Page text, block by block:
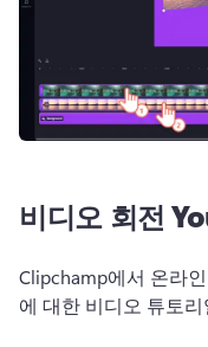
비디오 회전
Clipchamp에서 온라
에 대한 비디오 튜토